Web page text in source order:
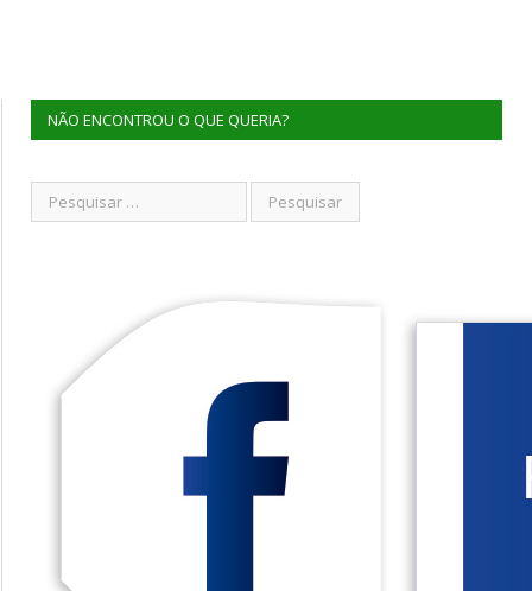
NÃO ENCONTROU O QUE QUERIA?